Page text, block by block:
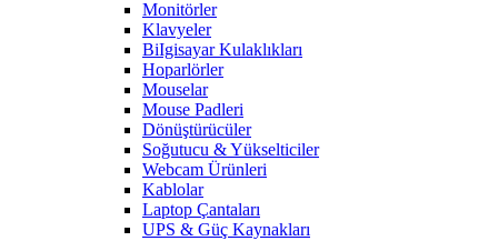
Monitörler
Klavyeler
BiIgisayar Kulaklıkları
Hoparlörler
Mouselar
Mouse Padleri
Dönüştürücüler
Soğutucu & Yükselticiler
Webcam Ürünleri
Kablolar
Laptop Çantaları
UPS & Güç Kaynakları